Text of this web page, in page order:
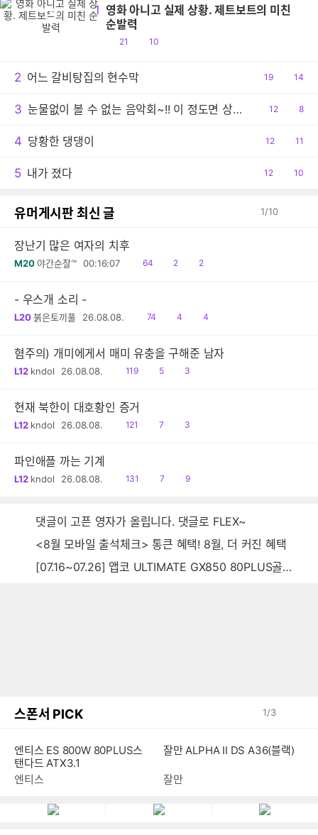
1 영화 아니고 실제 상황. 제트보트의 미친
순발력
공
21
댓
10
영
2 어느 갈비탕집의 현수막
공
19
댓
14
3 눈물없이 볼 수 없는 음악회~!! 이 정도면 상줘야..ㅠ
공
12
댓
8
4 당황한 댕댕이
공
12
댓
11
5 내가 졌다
공
12
댓
10
유머게시판 최신 글 1/10
장난기 많은 여자의 치후
M20 야간순찰™ 00:16:07
읽
64
공
2
댓
2
- 우스개 소리 -
L20 붉은토끼풀 26.08.08.
읽
74
공
4
댓
4
혐주의) 개미에게서 매미 유충을 구해준 남자
L12 kndol 26.08.08.
읽
119
공
5
댓
3
현재 북한이 대호황인 증거
L12 kndol 26.08.08.
읽
121
공
7
댓
3
파인애플 까는 기계
L12 kndol 26.08.08.
읽
131
공
7
댓
9
댓글이 고픈 영자가 올립니다. 댓글로 FLEX~
<8월 모바일 출석체크> 통큰 혜택! 8월, 더 커진 혜택
[07.16~07.26] 앱코 ULTIMATE GX850 80PLUS골드 풀모듈러 ATX3.0 블랙
스폰서 PICK 1/3
엔티스 ES 800W 80PLUS스
탠다드 ATX3.1
엔티스
잘만 ALPHA II DS A36(블랙)
잘만